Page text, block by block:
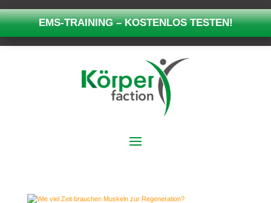
EMS-TRAINING – KOSTENLOS TESTEN!